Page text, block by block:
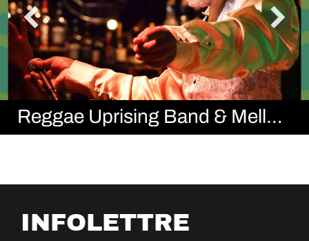
Reggae Uprising Band & Mello G
INFOLETTRE